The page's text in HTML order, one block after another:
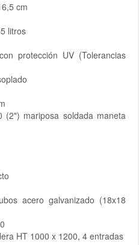
cm
litros
protección UV (Tolerancias
(2") mariposa soldada maneta
acero galvanizado (18x18
HT 1000 x 1200, 4 entradas